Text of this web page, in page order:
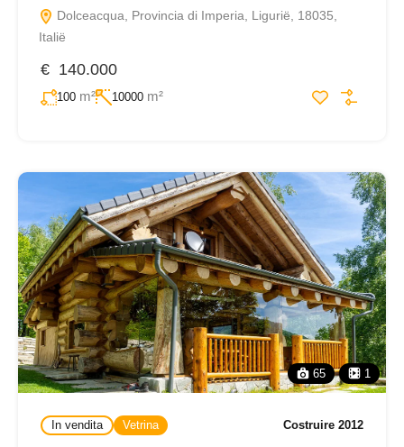
Dolceacqua, Provincia di Imperia, Ligurië, 18035,
Italië
€ 140.000
100 m² 10000 m²
65 1
In vendita Vetrina Costruire 2012